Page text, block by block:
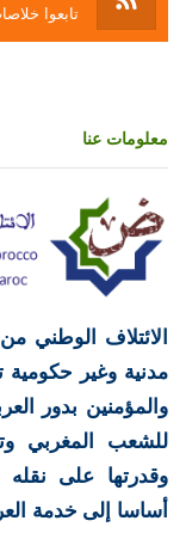
تابعوا
معلومات عنا
الائتلاف الوطني
مدنية وغير
والمؤمنين بدور
للشعب المغربي
وقدرتها على
أساسا إلى خدمة